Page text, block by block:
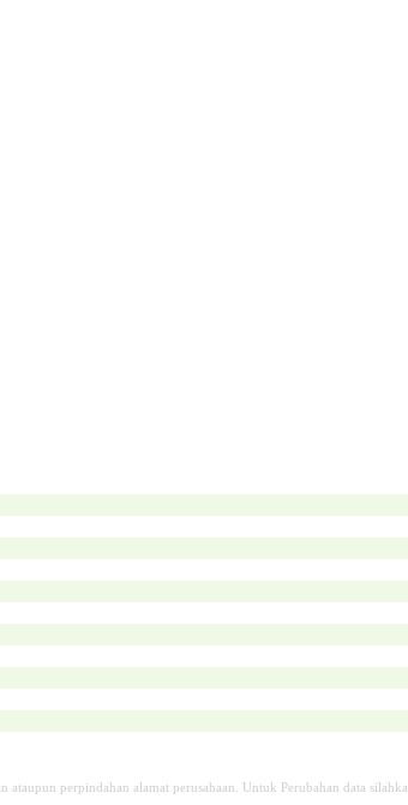
perpindahan alamat perusahaan. Untuk Perubahan data